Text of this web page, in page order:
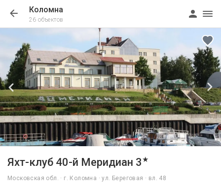
Коломна
26 объектов
Яхт-клуб 40-й Меридиан 3★
Московская обл. · г. Коломна · ул. Береговая · вл. 48